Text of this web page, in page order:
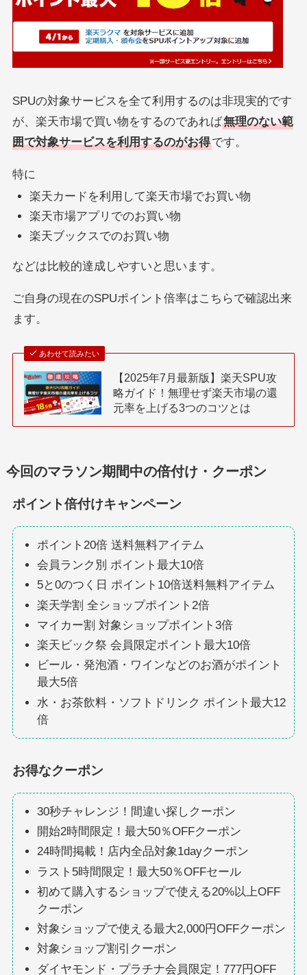
SPUの対象サービスを全て利用するのは非現実的です
が、楽天市場で買い物をするのであれば無理のない範
囲で対象サービスを利用するのがお得です。
特に
楽天カードを利用して楽天市場でお買い物
楽天市場アプリでのお買い物
楽天ブックスでのお買い物
などは比較的達成しやすいと思います。
ご自身の現在のSPUポイント倍率はこちらで確認出来
ます。
あわせて読みたい
【2025年7月最新版】楽天SPU攻
略ガイド！無理せず楽天市場の還
元率を上げる3つのコツとは
今回のマラソン期間中の倍付け・クーポン
ポイント倍付けキャンペーン
ポイント20倍 送料無料アイテム
会員ランク別 ポイント最大10倍
5と0のつく日 ポイント10倍送料無料アイテム
楽天学割 全ショップポイント2倍
マイカー割 対象ショップポイント3倍
楽天ビック祭 会員限定ポイント最大10倍
ビール・発泡酒・ワインなどのお酒がポイント
最大5倍
水・お茶飲料・ソフトドリンク ポイント最大12
倍
お得なクーポン
30秒チャレンジ！間違い探しクーポン
開始2時間限定！最大50％OFFクーポン
24時間掲載！店内全品対象1dayクーポン
ラスト5時間限定！最大50％OFFセール
初めて購入するショップで使える20%以上OFF
クーポン
対象ショップで使える最大2,000円OFFクーポン
対象ショップ割引クーポン
ダイヤモンド・プラチナ会員限定！777円OFF